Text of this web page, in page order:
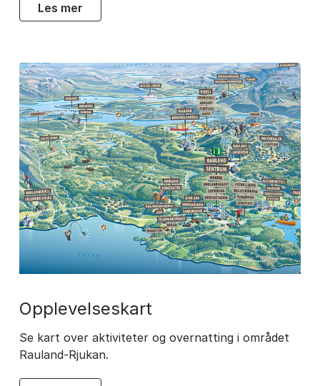
les mer
opplevelseskart
Se kart over aktiviteter og overnatting i området
Rauland-Rjukan.